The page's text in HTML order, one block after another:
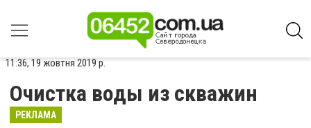
11:36, 19 жовтня 2019 р.
Очистка воды из скважин
РЕКЛАМА